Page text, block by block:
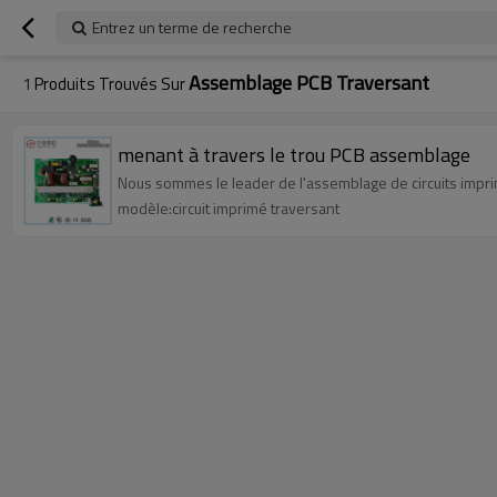
Entrez un terme de recherche
1 Produits Trouvés SurAssemblage PCB Traversant
menant à travers le trou PCB assemblage
Nous sommes le leader de l'assemblage de circuits
modèle:circuit imprimé traversant